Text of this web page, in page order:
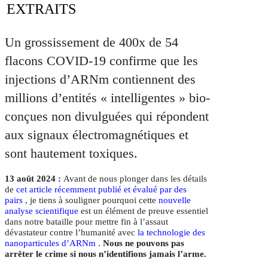
EXTRAITS
Un grossissement de 400x de 54
flacons COVID-19 confirme que les
injections d’ARNm contiennent des
millions d’entités « intelligentes » bio-
conçues non divulguées qui répondent
aux signaux électromagnétiques et
sont hautement toxiques.
13 août 2024 : Avant de nous plonger dans les détails
de cet article récemment publié et évalué par des
pairs , je tiens à souligner pourquoi cette nouvelle
analyse scientifique est un élément de preuve essentiel
dans notre bataille pour mettre fin à l’assaut
dévastateur contre l’humanité avec la technologie des
nanoparticules d’ARNm . Nous ne pouvons pas
arrêter le crime si nous n’identifions jamais l’arme.